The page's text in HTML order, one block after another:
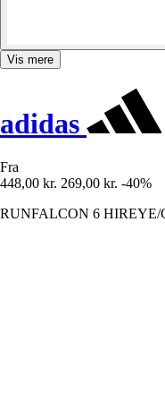
Vis mere
adidas
Fra
448,00 kr. 269,00 kr. -40%
RUNFALCON 6